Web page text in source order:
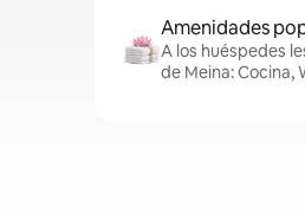
Amenidades
A los huéspedes
de Meina: Cocina,